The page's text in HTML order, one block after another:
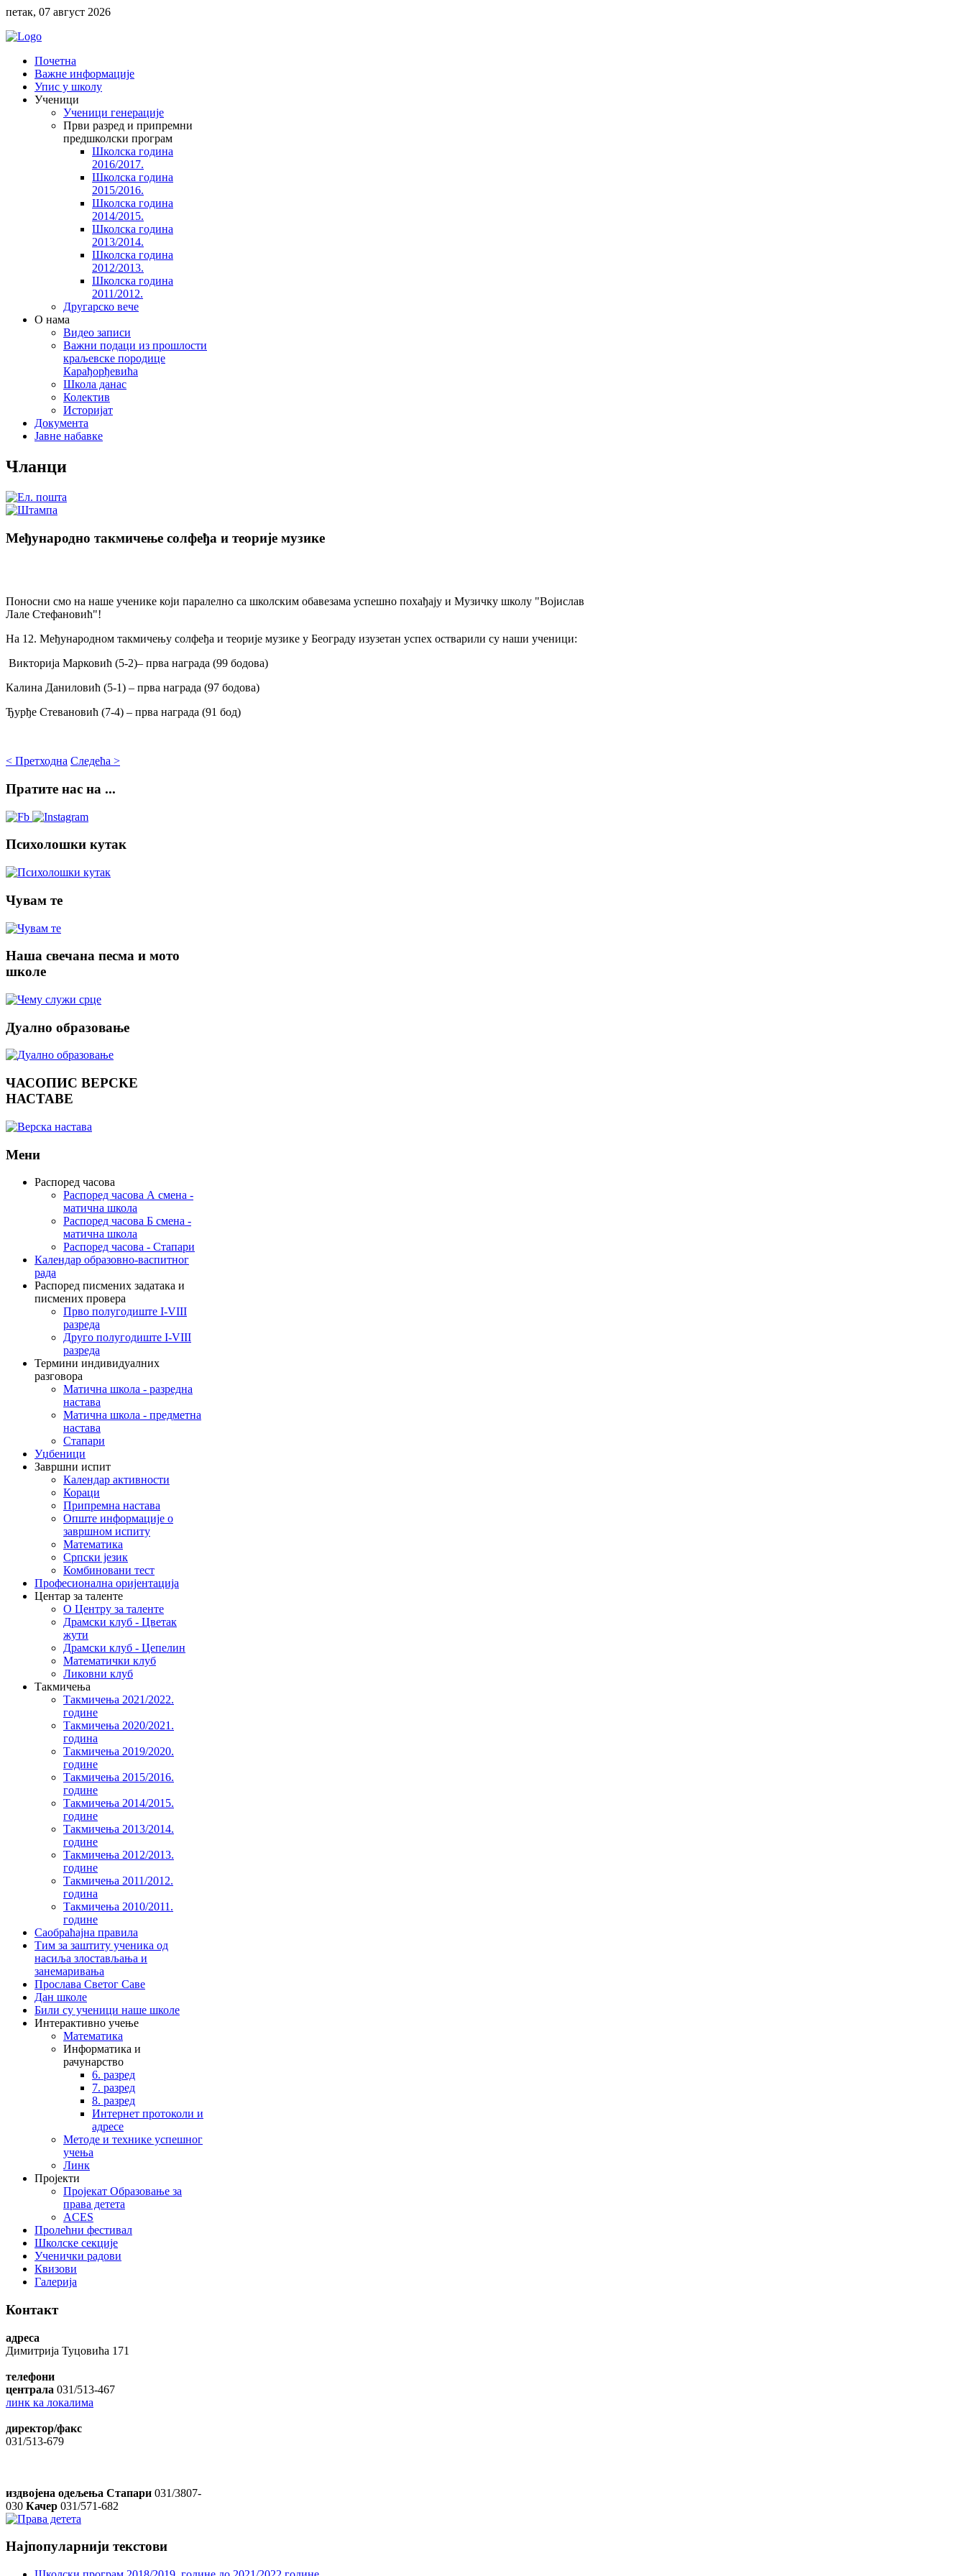
петак, 07 август 2026
Почетна
Важне информације
Упис у школу
Ученици
Ученици генерације
Први разред и припремни
предшколски програм
Школска година
2016/2017.
Школска година
2015/2016.
Школска година
2014/2015.
Школска година
2013/2014.
Школска година
2012/2013.
Школска година
2011/2012.
Другарско вече
O нама
Видео записи
Важни подаци из прошлости
краљевске породице
Карађорђевића
Школа данас
Колектив
Историјат
Документа
Јавне набавке
Чланци
Међународно такмичењe солфеђа и теорије музике
Поносни смо на наше ученике који паралелно са школским обавезама успешно похађају и Музичку школу "Војислав
Лале Стефановић"!
На 12. Међународном такмичењу солфеђа и теорије музике у Београду изузетан успех остварили су наши ученици:
Викторија Марковић (5-2)– прва награда (99 бодова)
Калина Даниловић (5-1) – прва награда (97 бодова)
Ђурђе Стевановић (7-4) – прва награда (91 бод)
< Претходна Следећа >
Пратите нас на ...
Психолошки кутак
Чувам те
Наша свечана песма и мото
школе
Дуално образовање
ЧАСОПИС ВЕРСКЕ
НАСТАВЕ
Мени
Распоред часова
Распоред часова А смена -
матична школа
Распоред часова Б смена -
матична школа
Распоред часова - Стапари
Календар образовно-васпитног
рада
Распоред писмених задатака и
писмених провера
Прво полугодиште I-VIII
разреда
Друго полугодиште I-VIII
разреда
Термини индивидуалних
разговора
Матична школа - разредна
настава
Матична школа - предметна
настава
Стапари
Уџбеници
Завршни испит
Календар активности
Кораци
Припремна настава
Опште информације о
завршном испиту
Математика
Српски језик
Комбиновани тест
Професионална оријентација
Центар за таленте
О Центру за таленте
Драмски клуб - Цветак
жути
Драмски клуб - Цепелин
Математички клуб
Ликовни клуб
Такмичења
Такмичења 2021/2022.
године
Такмичења 2020/2021.
година
Такмичења 2019/2020.
године
Такмичења 2015/2016.
године
Такмичења 2014/2015.
године
Такмичења 2013/2014.
године
Такмичења 2012/2013.
године
Такмичења 2011/2012.
година
Такмичења 2010/2011.
године
Саобраћајна правила
Тим за заштиту ученика од
насиља злостављања и
занемаривања
Прослава Светог Саве
Дан школе
Били су ученици наше школе
Интерактивно учење
Математика
Информатика и
рачунарство
6. разред
7. разред
8. разред
Интернет протоколи и
адресе
Методе и технике успешног
учења
Линк
Пројекти
Пројекат Образовање за
права детета
ACES
Пролећни фестивал
Школске секције
Ученички радови
Квизови
Галерија
Контакт
адреса
Димитрија Туцовића 171
телефони
централа 031/513-467
линк ка локалима
директор/факс
031/513-679
издвојена одељења Стапари 031/3807-
030 Качер 031/571-682
Најпопуларнији текстови